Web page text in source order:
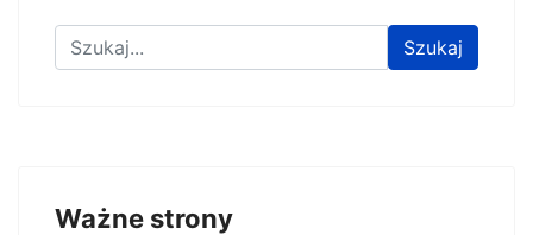
Znajdź na stronie Szukaj
Ważne strony